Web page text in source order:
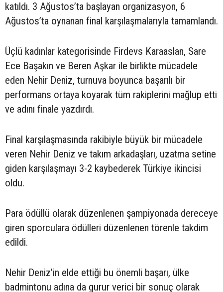
katıldı. 3 Ağustos’ta başlayan organizasyon, 6
Ağustos’ta oynanan final karşılaşmalarıyla tamamlandı.
Üçlü kadınlar kategorisinde Firdevs Karaaslan, Sare
Ece Başakın ve Beren Aşkar ile birlikte mücadele
eden Nehir Deniz, turnuva boyunca başarılı bir
performans ortaya koyarak tüm rakiplerini mağlup etti
ve adını finale yazdırdı.
Final karşılaşmasında rakibiyle büyük bir mücadele
veren Nehir Deniz ve takım arkadaşları, uzatma setine
giden karşılaşmayı 3-2 kaybederek Türkiye ikincisi
oldu.
Para ödüllü olarak düzenlenen şampiyonada dereceye
giren sporculara ödülleri düzenlenen törenle takdim
edildi.
Nehir Deniz’in elde ettiği bu önemli başarı, ülke
badmintonu adına da gurur verici bir sonuç olarak